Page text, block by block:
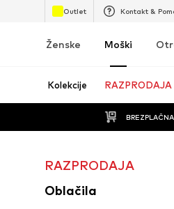
Outlet Kontakt &
Ženske Moški
Kolekcije RAZPRODAJA
RAZPRODAJA
Oblačila